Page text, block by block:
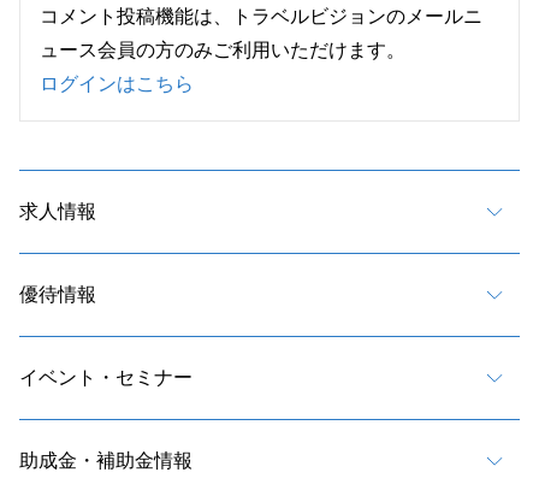
コメント投稿機能は、トラベルビジョンのメールニ
ュース会員の方のみご利用いただけます。
ログインはこちら
求人情報
優待情報
イベント・セミナー
助成金・補助金情報